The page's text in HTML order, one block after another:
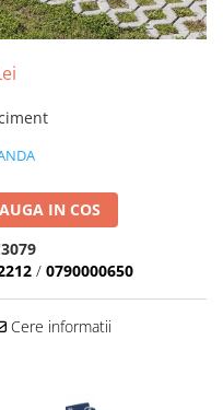
IN COS
/ 0790000650
Cere informatii